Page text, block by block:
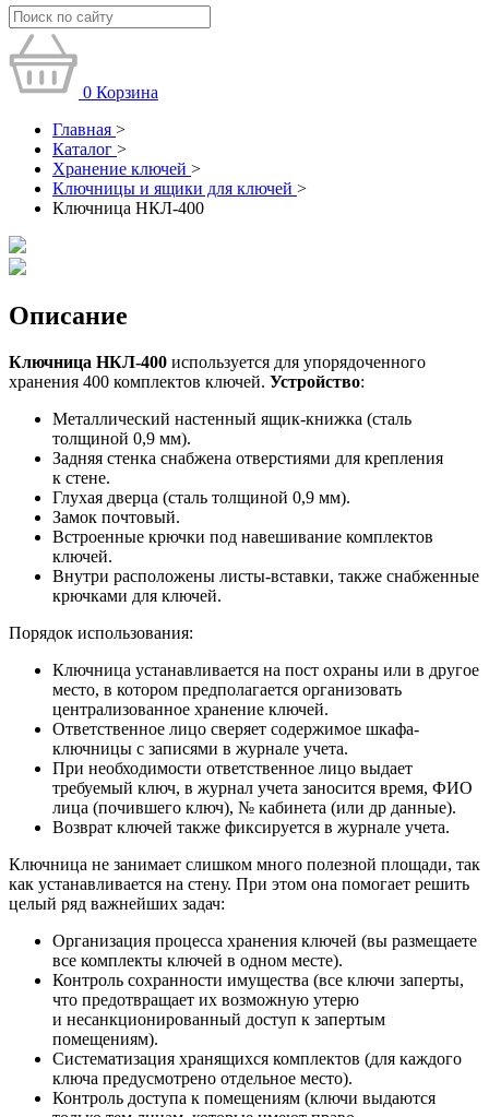
0 Корзина
Главная >
Каталог >
Хранение ключей >
Ключницы и ящики для ключей >
Ключница НКЛ-400
Описание
Ключница НКЛ-400 используется для упорядоченного
хранения 400 комплектов ключей. Устройство:
Металлический настенный ящик-книжка (сталь
толщиной 0,9 мм).
Задняя стенка снабжена отверстиями для крепления
к стене.
Глухая дверца (сталь толщиной 0,9 мм).
Замок почтовый.
Встроенные крючки под навешивание комплектов
ключей.
Внутри расположены листы-вставки, также снабженные
крючками для ключей.
Порядок использования:
Ключница устанавливается на пост охраны или в другое
место, в котором предполагается организовать
централизованное хранение ключей.
Ответственное лицо сверяет содержимое шкафа-
ключницы с записями в журнале учета.
При необходимости ответственное лицо выдает
требуемый ключ, в журнал учета заносится время, ФИО
лица (почившего ключ), № кабинета (или др данные).
Возврат ключей также фиксируется в журнале учета.
Ключница не занимает слишком много полезной площади, так
как устанавливается на стену. При этом она помогает решить
целый ряд важнейших задач:
Организация процесса хранения ключей (вы размещаете
все комплекты ключей в одном месте).
Контроль сохранности имущества (все ключи заперты,
что предотвращает их возможную утерю
и несанкционированный доступ к запертым
помещениям).
Систематизация хранящихся комплектов (для каждого
ключа предусмотрено отдельное место).
Контроль доступа к помещениям (ключи выдаются